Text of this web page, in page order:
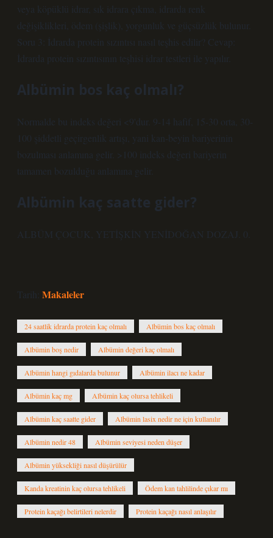
veya köpüklü idrar, sık idrara çıkma, idrarda renk
değişiklikleri, ödem (şişlik), yorgunluk ve güçsüzlük bulunur.
Soru 3: İdrarda protein sızıntısı nasıl teşhis edilir? Cevap:
İdrarda protein sızıntısının teşhisi idrar testleri ile yapılır.
Albümin bos kaç olmalı?
Normalde bu indeks değeri <9'dur. 9-14 hafif, 15-30 orta, 30-
100 şiddetli geçirgenlik artışı, yani kan-beyin bariyerinin
bozulması anlamına gelir. >100 indeks değeri bariyerin
tamamen bozulduğu anlamına gelir.
Albümin kaç saatte gider?
ALBÜM ÇOCUK, YETİŞKİN YENİDOĞAN DOZAJ. 0.
Tarih: Makaleler
24 saatlik idrarda protein kaç olmalı Albümin bos kaç olmalı
Albümin boş nedir Albümin değeri kaç olmalı
Albümin hangi gıdalarda bulunur Albümin ilacı ne kadar
Albümin kaç mg Albümin kaç olursa tehlikeli
Albümin kaç saatte gider Albümin lasix nedir ne için kullanılır
Albümin nedir 48 Albümin seviyesi neden düşer
Albümin yüksekliği nasıl düşürülür
Kanda kreatinin kaç olursa tehlikeli Ödem kan tahlilinde çıkar mı
Protein kaçağı belirtileri nelerdir Protein kaçağı nasıl anlaşılır